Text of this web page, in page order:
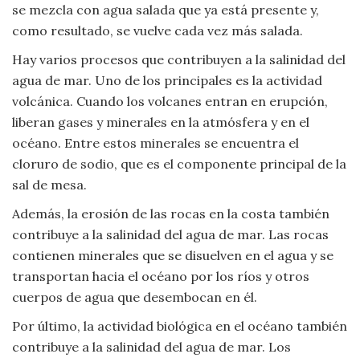
Viajar
se mezcla con agua salada que ya está presente y,
como resultado, se vuelve cada vez más salada.
Hay varios procesos que contribuyen a la salinidad del
agua de mar. Uno de los principales es la actividad
volcánica. Cuando los volcanes entran en erupción,
liberan gases y minerales en la atmósfera y en el
océano. Entre estos minerales se encuentra el
cloruro de sodio, que es el componente principal de la
sal de mesa.
Además, la erosión de las rocas en la costa también
contribuye a la salinidad del agua de mar. Las rocas
contienen minerales que se disuelven en el agua y se
transportan hacia el océano por los ríos y otros
cuerpos de agua que desembocan en él.
Por último, la actividad biológica en el océano también
contribuye a la salinidad del agua de mar. Los